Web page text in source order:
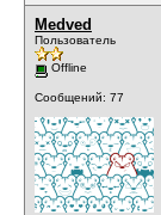
Medved
Пользователь
Offline
Сообщений: 77